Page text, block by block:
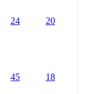
24 20
45 18